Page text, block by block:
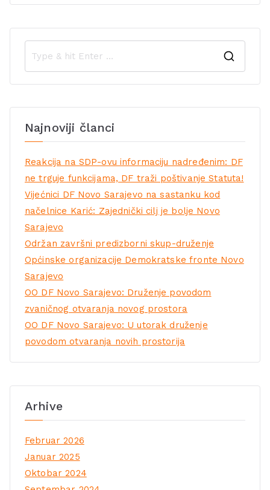
Najnoviji članci
Reakcija na SDP-ovu informaciju nadređenim: DF
ne trguje funkcijama, DF traži poštivanje Statuta!
Vijećnici DF Novo Sarajevo na sastanku kod
načelnice Karić: Zajednički cilj je bolje Novo
Sarajevo
Održan završni predizborni skup-druženje
Općinske organizacije Demokratske fronte Novo
Sarajevo
OO DF Novo Sarajevo: Druženje povodom
zvaničnog otvaranja novog prostora
OO DF Novo Sarajevo: U utorak druženje
povodom otvaranja novih prostorija
Arhive
Februar 2026
Januar 2025
Oktobar 2024